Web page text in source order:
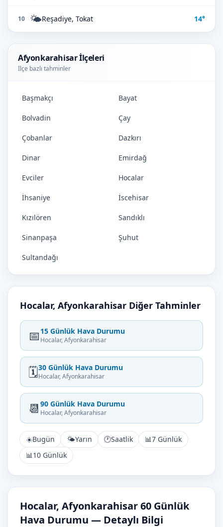
10 🌤️Reşadiye, Tokat 14°
Afyonkarahisar İlçeleri
İlçe bazlı tahminler
Başmakçı Bayat
Bolvadin Çay
Çobanlar Dazkırı
Dinar Emirdağ
Evciler Hocalar
İhsaniye İscehisar
Kızılören Sandıklı
Sinanpaşa Şuhut
Sultandağı
Hocalar, Afyonkarahisar Diğer Tahminler
📅 15 Günlük Hava Durumu
Hocalar, Afyonkarahisar
🗓️30 Günlük Hava Durumu
Hocalar, Afyonkarahisar
📆 90 Günlük Hava Durumu
Hocalar, Afyonkarahisar
☀️Bugün 🌤️Yarın 🕐Saatlik 📊7 Günlük
📊10 Günlük
Hocalar, Afyonkarahisar 60 Günlük
Hava Durumu — Detaylı Bilgi